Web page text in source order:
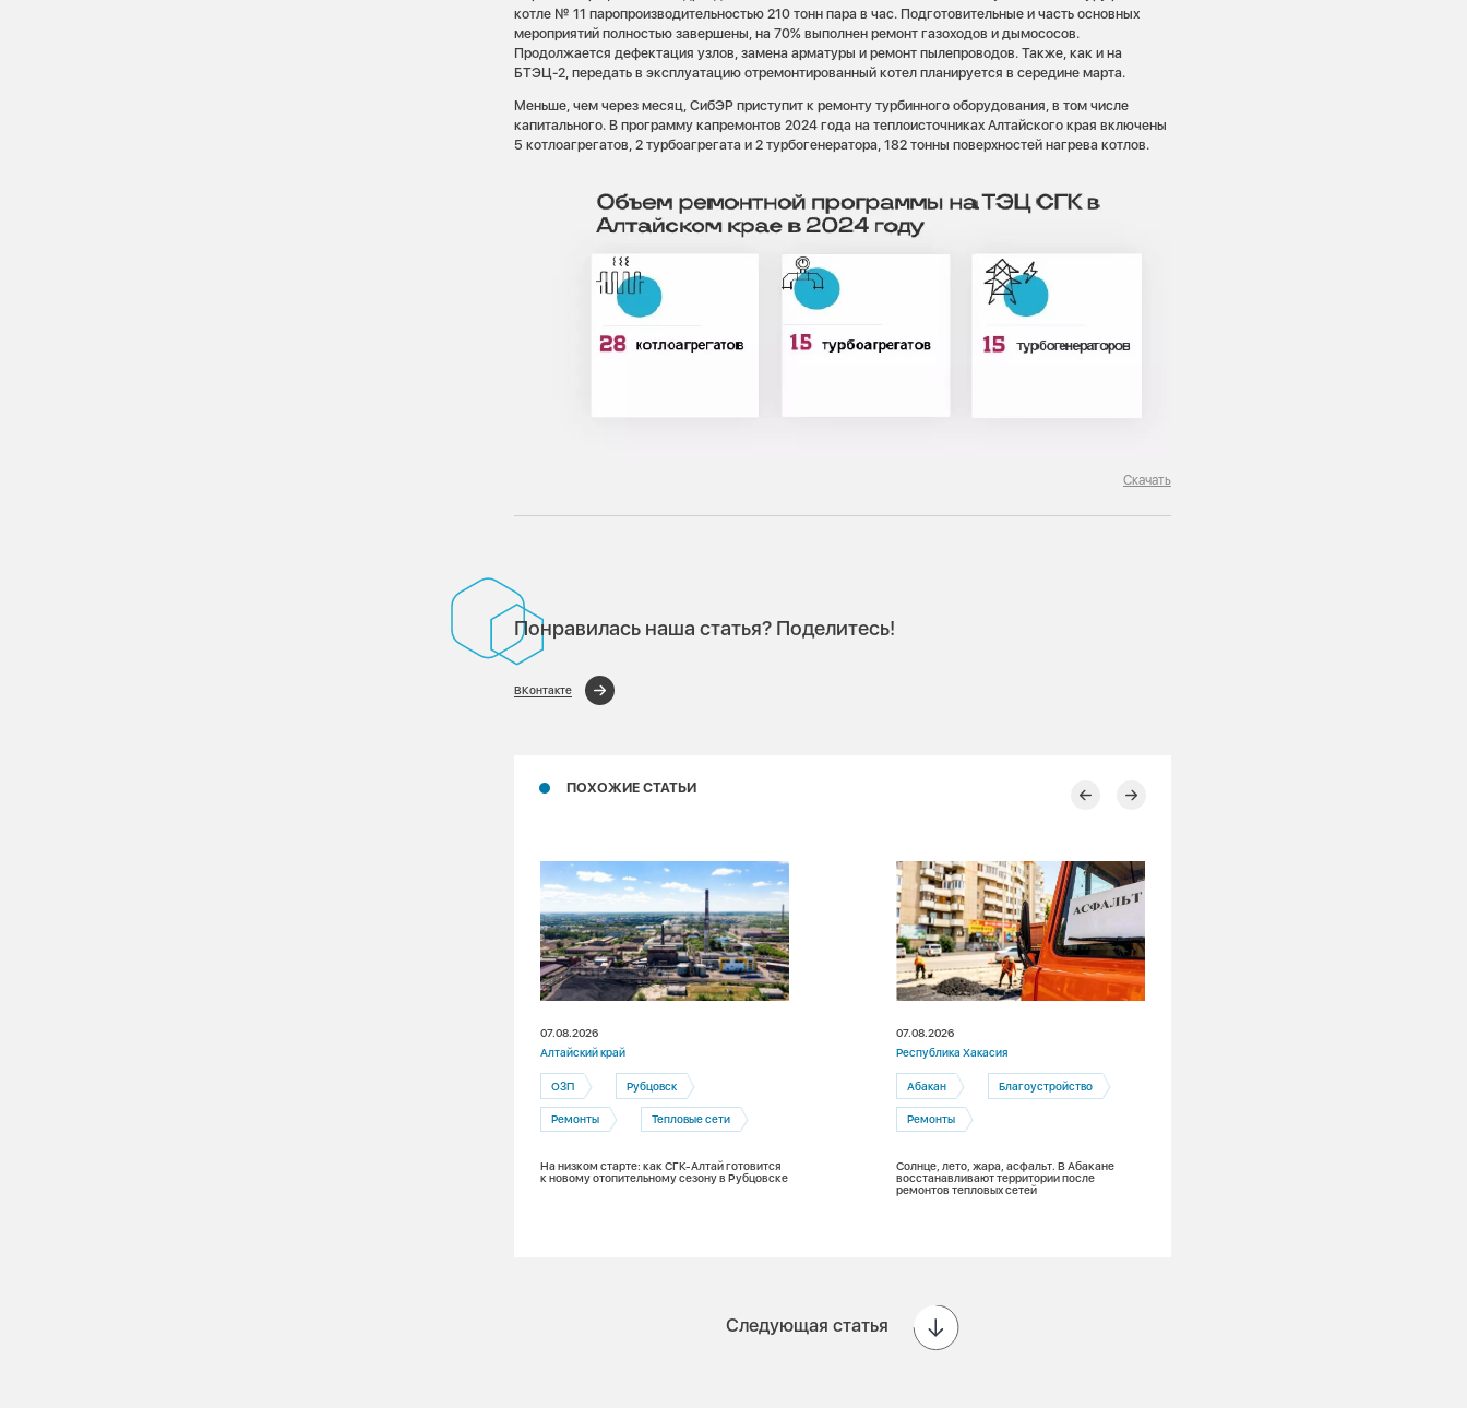
котле № 11 паропроизводительностью 210 тонн пара в час. Подготовительные и часть основных
мероприятий полностью завершены, на 70% выполнен ремонт газоходов и дымососов.
Продолжается дефектация узлов, замена арматуры и ремонт пылепроводов. Также, как и на
БТЭЦ-2, передать в эксплуатацию отремонтированный котел планируется в середине марта.
Меньше, чем через месяц, СибЭР приступит к ремонту турбинного оборудования, в том числе
капитального. В программу капремонтов 2024 года на теплоисточниках Алтайского края включены
5 котлоагрегатов, 2 турбоагрегата и 2 турбогенератора, 182 тонны поверхностей нагрева котлов.
Скачать
Понравилась наша статья? Поделитесь!
ВКонтакте
ПОХОЖИЕ СТАТЬИ
07.08.2026
Алтайский край
ОЗП Рубцовск
Ремонты Тепловые сети
На низком старте: как СГК-Алтай готовится
к новому отопительному сезону в Рубцовске
07.08.2026
Республика Хакасия
Абакан Благоустройство
Ремонты
Солнце, лето, жара, асфальт. В Абакане
восстанавливают территории после
ремонтов тепловых сетей
Следующая статья